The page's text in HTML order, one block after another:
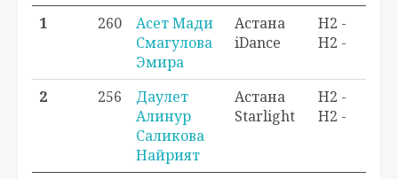
1 260
Асет Мади
Смагулова
Эмира
Астана
iDance
H2 -
H2 -
2 256
Даулет
Алинур
Саликова
Найрият
Астана
Starlight
H2 -
H2 -